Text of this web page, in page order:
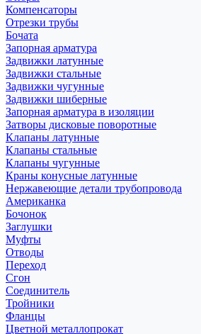
Компенсаторы
Отрезки трубы
Бочата
Запорная арматура
Задвижки латунные
Задвижки стальные
Задвижки чугунные
Задвижки шиберные
Запорная арматура в изоляции
Затворы дисковые поворотные
Клапаны латунные
Клапаны стальные
Клапаны чугунные
Краны конусные латунные
Нержавеющие детали трубопровода
Американка
Бочонок
Заглушки
Муфты
Отводы
Переход
Сгон
Соединитель
Тройники
Фланцы
Цветной металлопрокат